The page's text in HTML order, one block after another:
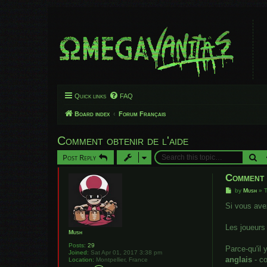
Quick links FAQ
Board index Forum Français
Comment obtenir de l'aide
Post Reply
Mush
Posts: 29
Joined: Sat Apr 01, 2017 3:38 pm
Location: Montpellier, France
P
s
byMush »
Si vous
Les
Parce-qu'il
anglais -